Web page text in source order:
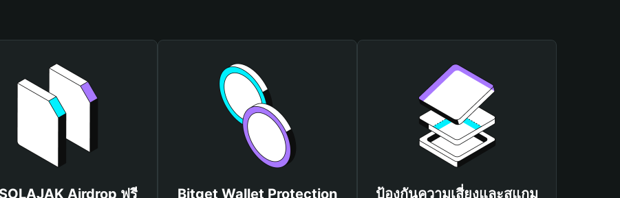
Airdrop ฟรี
Bitget Wallet Protection
ป้องกันความเสี่ยงและสแกม